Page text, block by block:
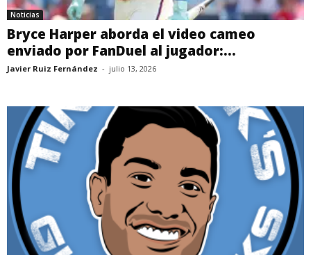
Noticias
Bryce Harper aborda el video cameo
enviado por FanDuel al jugador:...
Javier Ruiz Fernández - julio 13, 2026